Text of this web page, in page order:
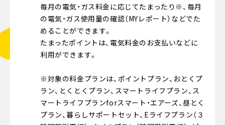
毎月の電気・ガス料金に応じてたまったり※、毎月
の電気・ガス使用量の確認（MYレポート）などでた
めることができます。
たまったポイントは、電気料金のお支払いなどに
利用ができます。
※対象の料金プランは、ポイントプラン、おとくプ
ラン、とくとくプラン、スマートライフプラン、ス
マートライフプランforスマート・エアーズ、昼とく
プラン、暮らしサポートセット、Eライフプラン（３